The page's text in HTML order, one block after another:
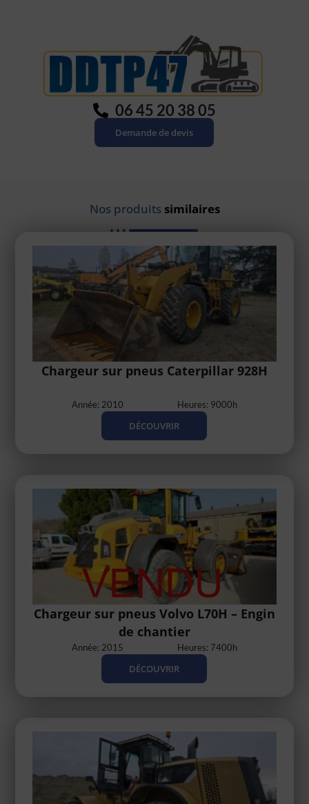
06 45 20 38 05
Demande de devis
Nos produits similaires
Chargeur sur pneus Caterpillar 928H
Année: 2010 Heures: 9000h
DÉCOUVRIR
Chargeur sur pneus Volvo L70H – Engin
de chantier
Année: 2015 Heures: 7400h
DÉCOUVRIR